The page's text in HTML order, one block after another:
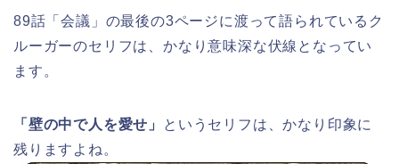
89話「会議」の最後の3ページに渡って語られているク
ルーガーのセリフは、かなり意味深な伏線となってい
ます。
「壁の中で人を愛せ」
というセリフは、かなり印象に
残りますよね。